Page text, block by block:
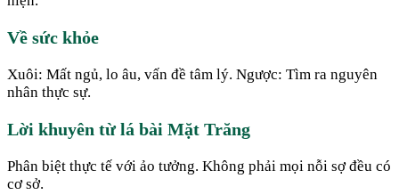
Về sức khỏe
Xuôi: Mất ngủ, lo âu, vấn đề tâm lý. Ngược: Tìm ra nguyên
nhân thực sự.
Lời khuyên từ lá bài Mặt Trăng
Phân biệt thực tế với ảo tưởng. Không phải mọi nỗi sợ đều có
cơ sở.